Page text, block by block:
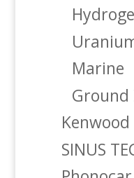
Marine
Ground
Kenwood
SINUS